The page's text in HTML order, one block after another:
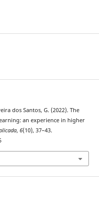
dos Santos, G. (2022). The
an experience in higher
, 6(10), 37–43.